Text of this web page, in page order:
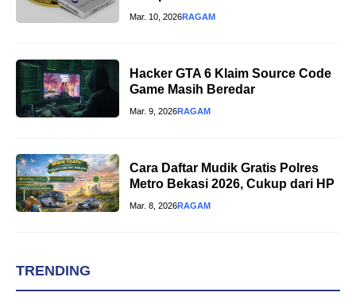
Mar. 10, 2026RAGAM
Hacker GTA 6 Klaim Source Code
Game Masih Beredar
Mar. 9, 2026RAGAM
Cara Daftar Mudik Gratis Polres
Metro Bekasi 2026, Cukup dari HP
Mar. 8, 2026RAGAM
TRENDING